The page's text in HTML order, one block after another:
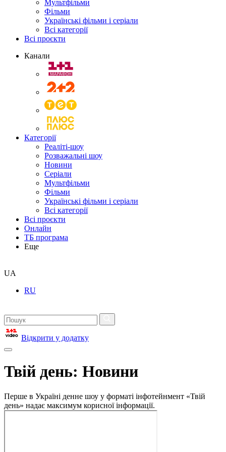
Мультфільми
Фільми
Українські фільми і серіали
Всі категорії
Всі проєкти
Канали
Категорії
Реаліті-шоу
Розважальні шоу
Новини
Серіали
Мультфільми
Фільми
Українські фільми і серіали
Всі категорії
Всі проєкти
Онлайн
ТБ програма
Еще
UA
RU
Відкрити у додатку
Твій день: Новини
Перше в Україні денне шоу у форматі інфотейнмент «Твій
день» надає максимум корисної інформації.